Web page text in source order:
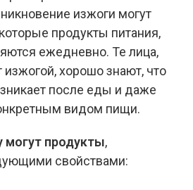
изжоги могут
продукты питания,
ежедневно. Те лица,
хорошо знают, что
после еды и даже
видом пищи.
продукты,
свойствами: